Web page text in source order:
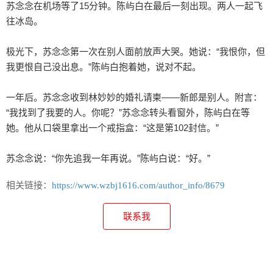
苏念念在机场等了15分钟。陈屿白在最后一刻出现。两人一起飞
往冰岛。
极光下，苏念念第一次在别人面前放声大哭。她说：“我恨你，但
我更恨自己没出息。”陈屿白抱着她，说对不起。
一年后。苏念念收到林妙妙的婚礼请柬——新郎是别人。附言：
“我找到了我要的人。你呢？”苏念念转头看窗外，陈屿白在等
她。他从口袋里拿出一个戒指盒：“这是第102封信。”
苏念念说：“你先追我一年再说。”陈屿白说：“好。”
相关链接： https://www.wzbj1616.com/author_info/8679
联系我